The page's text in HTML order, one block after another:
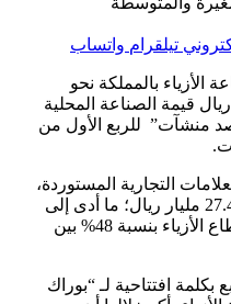
تيلقرام واتساب
الأزياء بالمملكة نحو
منها 46.9 مليار ريال قيمة الصناعة المحلية
منشآت” للربع الأول من
التجارية المستوردة،
بحسب تقرير هيئة منشآت، إلى ‏‏27.4 مليار ريال؛ ما أدى إلى
زيادة النمو التراكمي المتوقع لقطاع الأزياء ‏بنسبة 48% بين
بكلمة افتتاحية لـ “بوراك